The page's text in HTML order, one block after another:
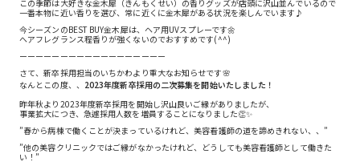
この季節は大好きな金木犀（きんもくせい）の香りグッズが店頭に沢山並んでいるので
一番本物に近い香りを選び、常に近くに金木犀がある状況を楽しんでいます♪
今シーズンのBEST BUY金木犀は、ヘア用UVスプレーです🌼
へアフレグランス程香りが強くないのでおすすめです(^^)
ーーーーーーーーーーーーーーーーーー
さて、新卒採用担当のいちかわより重大なお知らせです🌸
なんとこの度、、 2023年度新卒採用の二次募集を開始いたしました！
昨年秋より2023年度新卒採用を開始し沢山良いご縁がありましたが、
事業拡大につき、急遽採用人数を増員することになりました👏✨
”春から病棟で働くことが決まっているけれど、美容看護師の道を諦めきれない、、”
”他の美容クリニックではご縁がなかったけれど、どうしても美容看護師として働きた
い！”